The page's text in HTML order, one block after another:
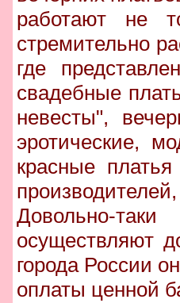
работают не
стремительно
где
свадебные
невесты",
эротические,
красные
Довольно-
осуществляют
города России
оплаты ценной